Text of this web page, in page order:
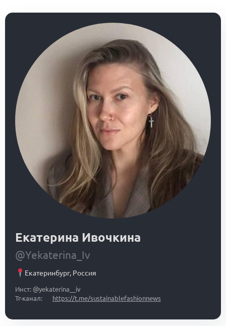
Екатерина Ивочкина
@Yekaterina_Iv
Екатеринбург, Россия
Инст: @yekaterina__iv
Тг-канал:
https://t.me/sustainablefashionnews